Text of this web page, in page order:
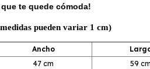
te quede cómoda!
pueden variar 1 cm)
Ancho
47 cm
59